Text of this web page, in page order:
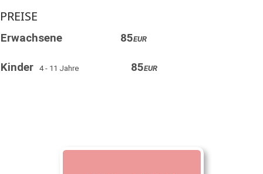
PREISE
Erwachsene 85EUR
Kinder 4 - 11 Jahre 85EUR